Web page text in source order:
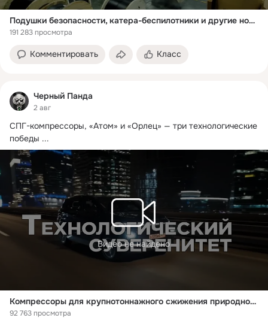
Подушки безопасности, катера-беспилотники и другие новости импортозамещения
191 283 просмотра
Комментировать Класс
Черный Панда
2 авг
СПГ-компрессоры, «Атом» и «Орлец» — три технологические
победы ...
Видео не найдено
Компрессоры для крупнотоннажного сжижения природного газа, электромобиль "Атом" и другие новости импортозамещения
92 763 просмотра